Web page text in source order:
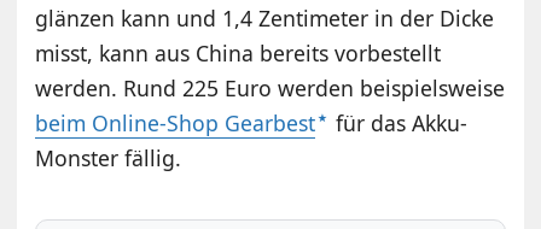
glänzen kann und 1,4 Zentimeter in der Dicke
misst, kann aus China bereits vorbestellt
werden. Rund 225 Euro werden beispielsweise
beim Online-Shop Gearbest
für das Akku-
Monster fällig.